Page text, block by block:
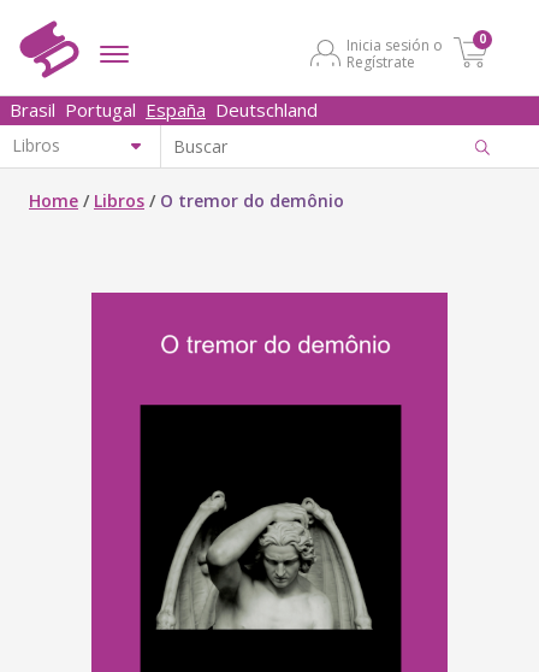
Inicia sesión o
Regístrate
0
Brasil Portugal España Deutschland
Home / Libros / O tremor do demônio